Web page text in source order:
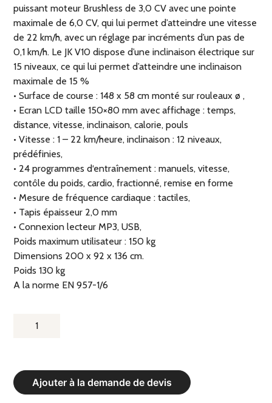
puissant moteur Brushless de 3,0 CV avec une pointe
maximale de 6,0 CV, qui lui permet d’atteindre une vitesse
de 22 km/h, avec un réglage par incréments d’un pas de
0,1 km/h. Le JK V10 dispose d’une inclinaison électrique sur
15 niveaux, ce qui lui permet d’atteindre une inclinaison
maximale de 15 %
• Surface de course : 148 x 58 cm monté sur rouleaux ø ,
• Ecran LCD taille 150×80 mm avec affichage : temps,
distance, vitesse, inclinaison, calorie, pouls
• Vitesse : 1 – 22 km/heure, inclinaison : 12 niveaux,
prédéfinies,
• 24 programmes d‘entraînement : manuels, vitesse,
contôle du poids, cardio, fractionné, remise en forme
• Mesure de fréquence cardiaque : tactiles,
• Tapis épaisseur 2,0 mm
• Connexion lecteur MP3, USB,
Poids maximum utilisateur : 150 kg
Dimensions 200 x 92 x 136 cm.
Poids 130 kg
A la norme EN 957-1/6
Ajouter à la demande de devis
QUANTITÉ
DE
COURSE